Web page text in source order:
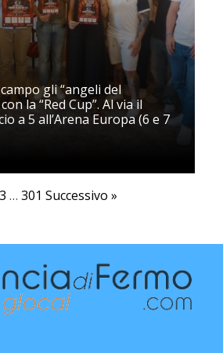
gli “angeli del
la “Red Cup”. Al via il
a 5 all’Arena Europa (6 e 7
3 … 301 Successivo »